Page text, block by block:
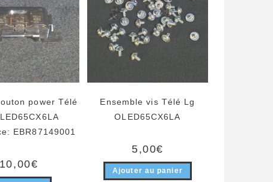
power Télé
EBR87149001
10,00€
Ensemble vis Télé Lg
OLED65CX6LA
5,00€
Ajouter au panier